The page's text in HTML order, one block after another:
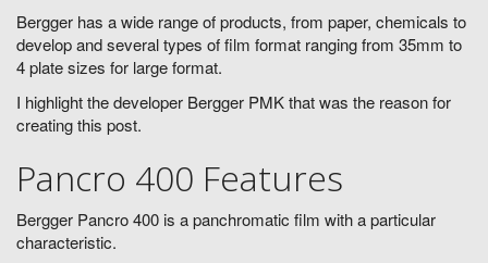
Bergger has a wide range of products, from paper, chemicals to
develop and several types of film format ranging from 35mm to
4 plate sizes for large format.
I highlight the developer Bergger PMK that was the reason for
creating this post.
Pancro 400 Features
Bergger Pancro 400 is a panchromatic film with a particular
characteristic.